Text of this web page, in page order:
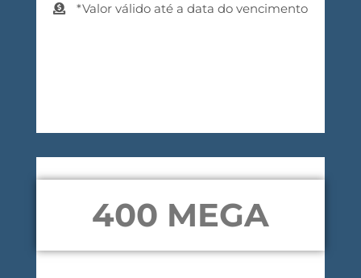
*Valor válido até a data do vencimento
400 MEGA